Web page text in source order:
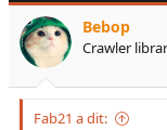
Bebop
Crawler
Fab21 a dit: